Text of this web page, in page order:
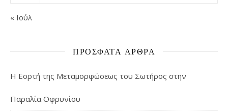
« Ιούλ
ΠΡΌΣΦΑΤΑ ΆΡΘΡΑ
Η Εορτή της Μεταμορφώσεως του Σωτήρος στην
Παραλία Οφρυνίου